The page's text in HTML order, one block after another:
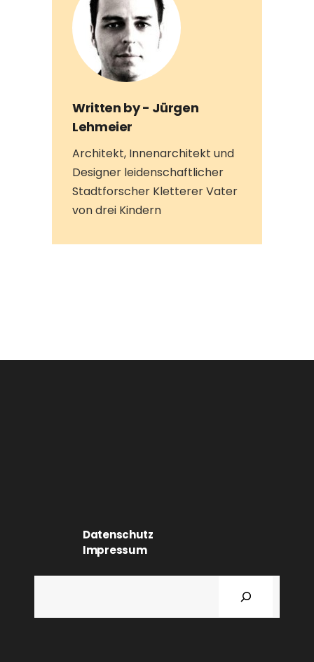
Written by - Jürgen
Lehmeier
Architekt, Innenarchitekt und
Designer leidenschaftlicher
Stadtforscher Kletterer Vater
von drei Kindern
Datenschutz
Impressum
Suchen